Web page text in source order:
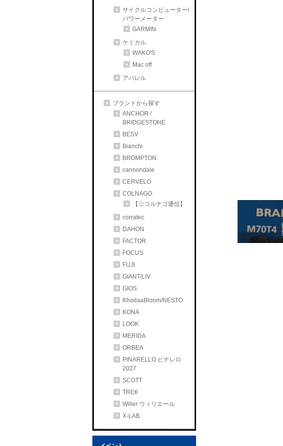
サイクルコンピューター/
パワーメーター
GARMIN
ケミカル
WAKO'S
Mac off
アパレル
ブランドから探す
ANCHOR /
BRIDGESTONE
BESV
Bianchi
BROMPTON
cannondale
CERVELO
COLNAGO
【♧コルナゴ通信】
corratec
DAHON
FACTOR
FOCUS
FUJI
GIANT/LIV
GIOS
KhodaaBloom/NESTO
KONA
LOOK
MERIDA
ORBEA
PINARELLO ピナレロ
2027
SCOTT
TREK
Wilier ウィリエール
X-LAB